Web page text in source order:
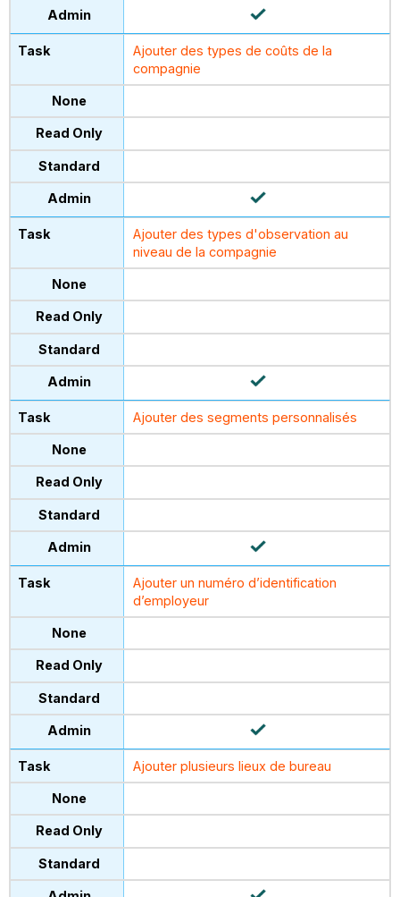
Ajouter des types de coûts de la
compagnie
Ajouter des types d'observation au
niveau de la compagnie
Ajouter des segments personnalisés
Ajouter un numéro d’identification
d’employeur
Ajouter plusieurs lieux de bureau